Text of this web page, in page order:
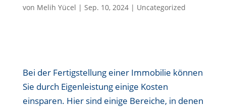
von Melih Yücel | Sep. 10, 2024| Uncategorized
Bei der Fertigstellung einer Immobilie können
Sie durch Eigenleistung einige Kosten
einsparen. Hier sind einige Bereiche, in denen